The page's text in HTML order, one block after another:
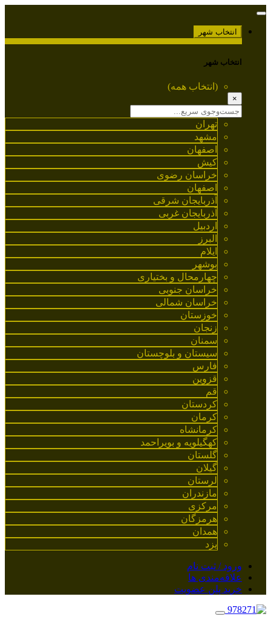
انتخاب شهر
انتخاب شهر
(انتخاب همه)
×
تهران
مشهد
اصفهان
کیش
خراسان رضوی
اصفهان
آذربایجان شرقی
آذربایجان غربی
اردبیل
البرز
ایلام
بوشهر
چهارمحال و بختیاری
خراسان جنوبی
خراسان شمالی
خوزستان
زنجان
سمنان
سیستان و بلوچستان
فارس
قزوین
قم
کردستان
کرمان
کرمانشاه
کهگیلویه و بویراحمد
گلستان
گیلان
لرستان
مازندران
مرکزی
هرمزگان
همدان
یزد
ورود / ثبت نام
علاقه‌مندی ها
خرید پلن عضویت